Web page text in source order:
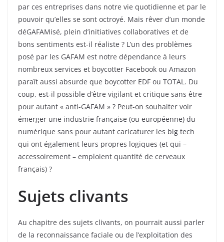
par ces entreprises dans notre vie quotidienne et par le
pouvoir qu’elles se sont octroyé. Mais rêver d’un monde
déGAFAMisé, plein d’initiatives collaboratives et de
bons sentiments est-il réaliste ? L’un des problèmes
posé par les GAFAM est notre dépendance à leurs
nombreux services et boycotter Facebook ou Amazon
paraît aussi absurde que boycotter EDF ou TOTAL. Du
coup, est-il possible d’être vigilant et critique sans être
pour autant « anti-GAFAM » ? Peut-on souhaiter voir
émerger une industrie française (ou européenne) du
numérique sans pour autant caricaturer les big tech
qui ont également leurs propres logiques (et qui –
accessoirement – emploient quantité de cerveaux
français) ?
Sujets clivants
Au chapitre des sujets clivants, on pourrait aussi parler
de la reconnaissance faciale ou de l’exploitation des